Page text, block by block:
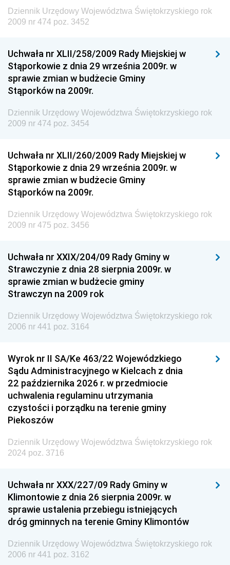
Dziennik Urzędowy Ministra Transportu, Budownictwa
i Gospodarki Morskiej
Dziennik Urzędowy Ministra Spraw Zagranicznych
Dziennik Urzędowy Centralnego Biura
Antykorupcyjnego
Wewnętrznego
Dziennik Urzędowy Urzędu Patentowego
Dziennik Urzędowy Generalnej Dyrekcji Dróg
Krajowych i Autostrad
Dziennik Urzędowy Ministra Środowiska
Dziennik Urzędowy Ministra Edukacji
Dziennik Urzędowy Ministra Przemysłu
Dziennik Urzędowy Ministra Finansów i Gospodarki
Dziennik Urzędowy Ministra do Spraw Unii
Dziennik Urzędowy Agencji Wywiadu
Dziennik Urzędowy Województwa Świętokrzyskiego rok
2009 nr 474 poz. 3452
Uchwała nr XLII/258/2009 Rady Miejskiej w
Stąporkowie z dnia 29 września 2009r. w
sprawie zmian w budżecie Gminy
Stąporków na 2009r.
Dziennik Urzędowy Województwa Świętokrzyskiego rok
2009 nr 474 poz. 3454
Uchwała nr XLII/260/2009 Rady Miejskiej w
Stąporkowie z dnia 29 września 2009r. w
sprawie zmian w budżecie Gminy
Stąporków na 2009r.
Dziennik Urzędowy Województwa Świętokrzyskiego rok
2009 nr 475 poz. 3456
Uchwała nr XXIX/204/09 Rady Gminy w
Strawczynie z dnia 28 sierpnia 2009r. w
sprawie zmian w budżecie gminy
Strawczyn na 2009 rok
Dziennik Urzędowy Województwa Świętokrzyskiego rok
2006 nr 441 poz. 3164
Wyrok nr II SA/Ke 463/22 Wojewódzkiego
Sądu Administracyjnego w Kielcach z dnia
22 października 2026 r. w przedmiocie
uchwalenia regulaminu utrzymania
czystości i porządku na terenie gminy
Piekoszów
Dziennik Urzędowy Województwa Świętokrzyskiego rok
2024 poz. 3716
Uchwała nr XXX/227/09 Rady Gminy w
Klimontowie z dnia 26 sierpnia 2009r. w
sprawie ustalenia przebiegu istniejących
dróg gminnych na terenie Gminy Klimontów
Dziennik Urzędowy Województwa Świętokrzyskiego rok
2006 nr 441 poz. 3162